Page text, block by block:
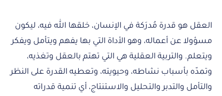
العقل هو قدرة مُدرَكة في الإنسان، خلقها الله فيه، ليكون
مسؤولا عن أعماله، وهو الأداة التي بها يفهم ويتأمل ويفكر
ويتعلم. والتربية العقلية هي التي تهتم بالعقل وتغذيه،
وتمدّه بأسباب نشاطه، وحيويته، وتعطيه القدرة على النظر
والتأمل والتدبر والتحليل والاستنتاج، أي تنمية قدراته